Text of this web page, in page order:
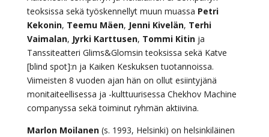
teoksissa sekä työskennellyt muun muassa Petri
Kekonin, Teemu Mäen, Jenni Kivelän, Terhi
Vaimalan, Jyrki Karttusen, Tommi Kitinja
Tanssiteatteri Glims&Glomsin teoksissa sekä Katve
[blind spot]:n ja Kaiken Keskuksen tuotannoissa.
Viimeisten 8 vuoden ajan hän on ollut esiintyjänä
monitaiteellisessa ja -kulttuurisessa Chekhov Machine
companyssa sekä toiminut ryhmän aktiivina.
Marlon Moilanen(s. 1993, Helsinki) on helsinkiläinen